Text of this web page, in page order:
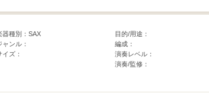
器種別：SAX
ャンル：
イズ：
目的/用途：
編成：
演奏レベル：
演奏/監修：